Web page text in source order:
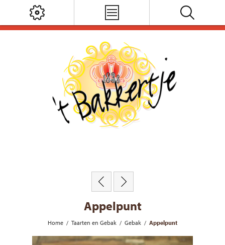
Appelpunt
Home / Taarten en Gebak / Gebak / Appelpunt